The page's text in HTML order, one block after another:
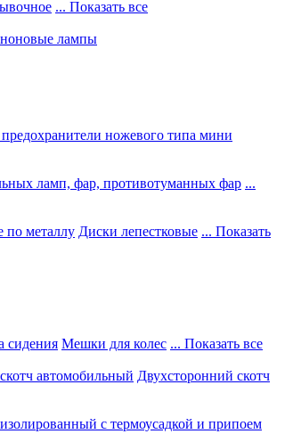
... Показать все
лампы
ножевого типа мини
ламп, фар, противотуманных фар ...
по металлу Диски лепестковые ... Показать
сидения Мешки для колес ... Показать все
автомобильный Двухсторонний скотч
с термоусадкой и припоем